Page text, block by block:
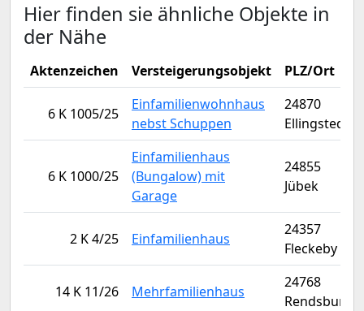
Hier finden sie ähnliche Objekte in
der Nähe
Aktenzeichen Versteigerungsobjekt PLZ/Ort
6 K 1005/25
Einfamilienwohnhaus
nebst Schuppen
24870
Ellingstedt
6 K 1000/25
Einfamilienhaus
(Bungalow) mit
Garage
24855
Jübek
2 K 4/25 Einfamilienhaus
24357
Fleckeby
14 K 11/26 Mehrfamilienhaus
24768
Rendsburg